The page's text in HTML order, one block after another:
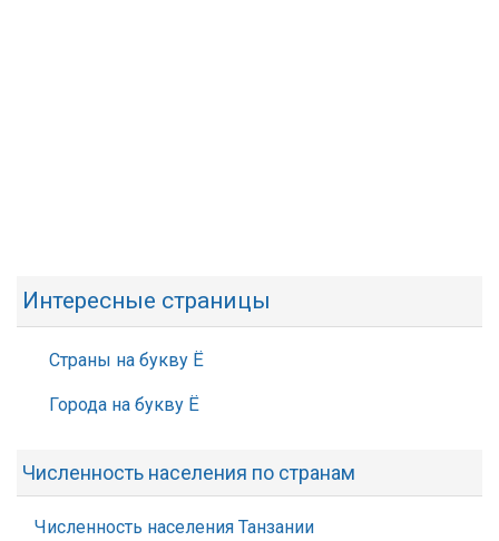
Интересные страницы
Страны на букву Ё
Города на букву Ё
Численность населения по странам
Численность населения Танзании